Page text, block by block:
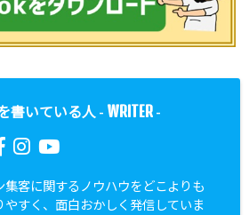
書いている人 - WRITER-
集客に関するノウハウをどこよりも
やすく、面白おかしく発信していま